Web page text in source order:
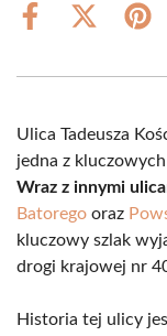
Share
Share
(Twitter)
Ulica Tadeusza
jedna z
Wraz z innymi
Batorego oraz
kluczowy szlak
drogi krajowej nr
Historia tej ulicy